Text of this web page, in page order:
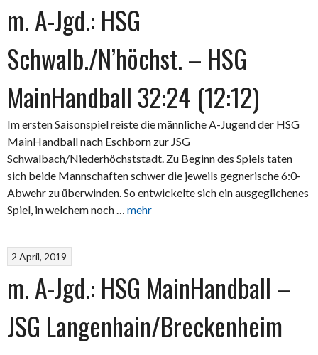
m. A-Jgd.: HSG
Schwalb./N’höchst. – HSG
MainHandball 32:24 (12:12)
Im ersten Saisonspiel reiste die männliche A-Jugend der HSG
MainHandball nach Eschborn zur JSG
Schwalbach/Niederhöchststadt. Zu Beginn des Spiels taten
sich beide Mannschaften schwer die jeweils gegnerische 6:0-
Abwehr zu überwinden. So entwickelte sich ein ausgeglichenes
Spiel, in welchem noch … mehr
2 April, 2019
m. A-Jgd.: HSG MainHandball –
JSG Langenhain/Breckenheim